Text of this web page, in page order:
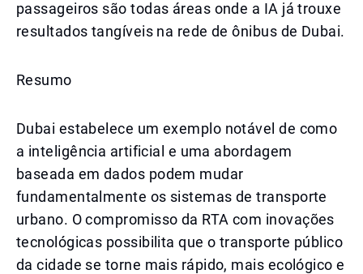
passageiros são todas áreas onde a IA já trouxe
resultados tangíveis na rede de ônibus de Dubai.
Resumo
Dubai estabelece um exemplo notável de como
a inteligência artificial e uma abordagem
baseada em dados podem mudar
fundamentalmente os sistemas de transporte
urbano. O compromisso da RTA com inovações
tecnológicas possibilita que o transporte público
da cidade se torne mais rápido, mais ecológico e